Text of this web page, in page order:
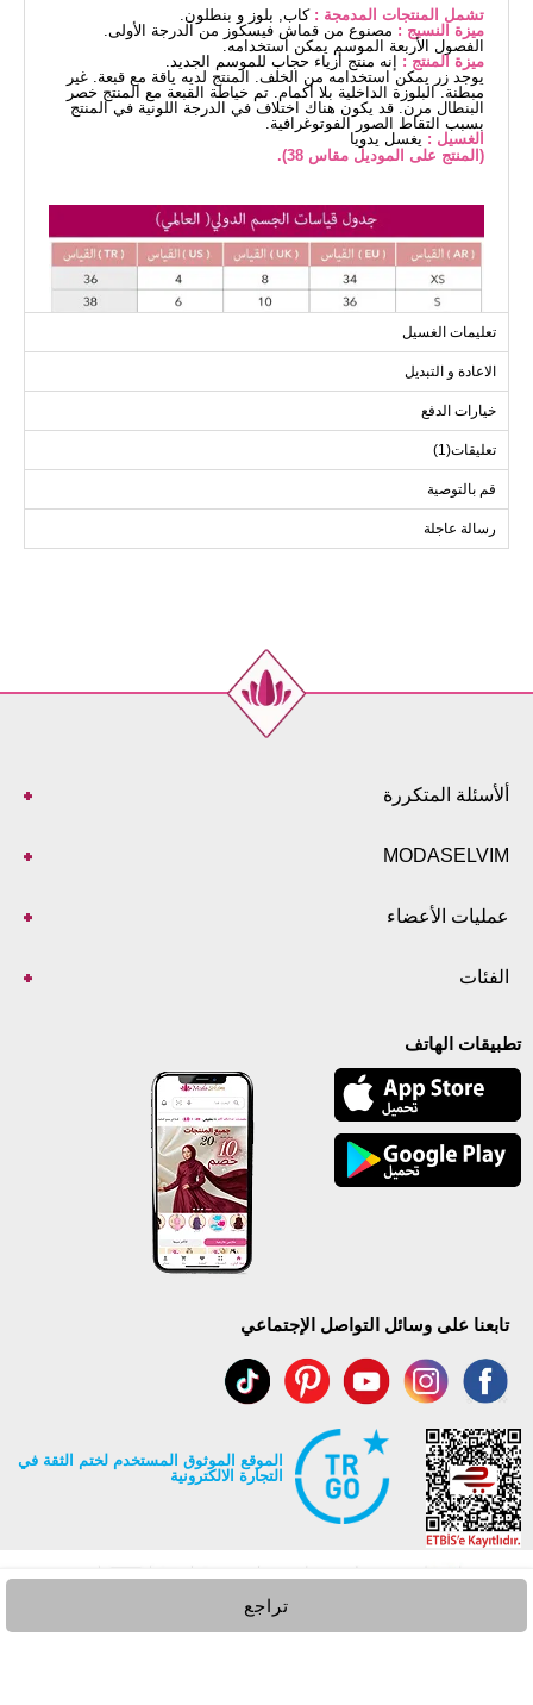
تشمل المنتجات المدمجة :كاب, بلوز و بنطلون.
ميزة النسيج : مصنوع من قماش فيسكوز من الدرجة الأولى.
الفصول الأربعة الموسم يمكن استخدامه.
ميزة المنتج : إنه منتج أزياء حجاب للموسم الجديد.
يوجد زر يمكن استخدامه من الخلف. المنتج لديه ياقة مع قبعة. غير
مبطنة. البلوزة الداخلية بلا أكمام. تم خياطة القبعة مع المنتج خصر
البنطال مرن. قد يكون هناك اختلاف في الدرجة اللونية في المنتج
بسبب التقاط الصور الفوتوغرافية.
الغسيل : يغسل يدويا
(المنتج على الموديل مقاس 38).
تعليمات الغسيل
الاعادة و التبديل
خيارات الدفع
تعليقات(1)
قم بالتوصية
رسالة عاجلة
تراجع
ألأسئلة المتكررة
MODASELVIM
عمليات الأعضاء
الفئات
تطبيقات الهاتف
تابعنا على وسائل التواصل الإجتماعي
الموقع الموثوق المستخدم لختم الثقة في
التجارة الالكترونية